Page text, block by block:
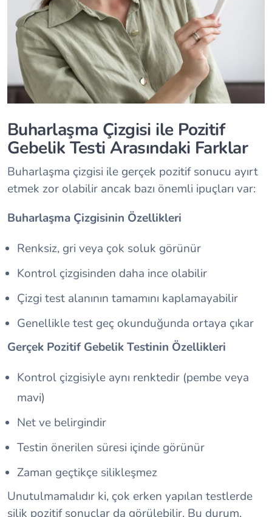
Buharlaşma Çizgisi ile Pozitif
Gebelik Testi Arasındaki Farklar
Buharlaşma çizgisi ile gerçek pozitif sonucu ayırt
etmek zor olabilir ancak bazı önemli ipuçları var:
Buharlaşma Çizgisinin Özellikleri
Renksiz, gri veya çok soluk görünür
Kontrol çizgisinden daha ince olabilir
Çizgi test alanının tamamını kaplamayabilir
Genellikle test geç okunduğunda ortaya çıkar
Gerçek Pozitif Gebelik Testinin Özellikleri
Kontrol çizgisiyle aynı renktedir (pembe veya
mavi)
Net ve belirgindir
Testin önerilen süresi içinde görünür
Zaman geçtikçe silikleşmez
Unutulmamalıdır ki, çok erken yapılan testlerde
silik pozitif sonuçlar da görülebilir. Bu durum,